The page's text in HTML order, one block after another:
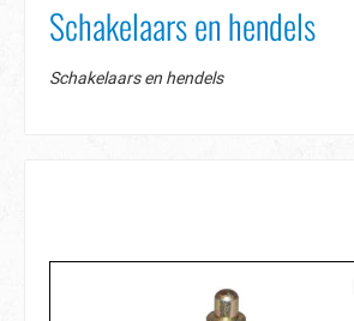
Schakelaars en hendels
Schakelaars en hendels